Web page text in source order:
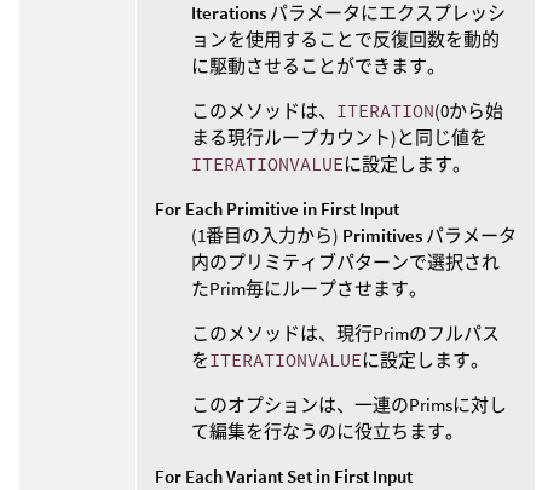
Iterations パラメータにエクスプレッシ
ョンを使用することで反復回数を動的
に駆動させることができます。
このメソッドは、 ITERATION(0から始
まる現行ループカウント)と同じ値を
ITERATIONVALUEに設定します。
For Each Primitive in First Input
(1番目の入力から) Primitives パラメータ
内のプリミティブパターンで選択され
たPrim毎にループさせます。
このメソッドは、現行Primのフルパス
をITERATIONVALUEに設定します。
このオプションは、一連のPrimsに対し
て編集を行なうのに役立ちます。
For Each Variant Set in First Input